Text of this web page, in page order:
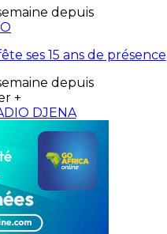
depuis
ses 15 ans de présence
depuis
+